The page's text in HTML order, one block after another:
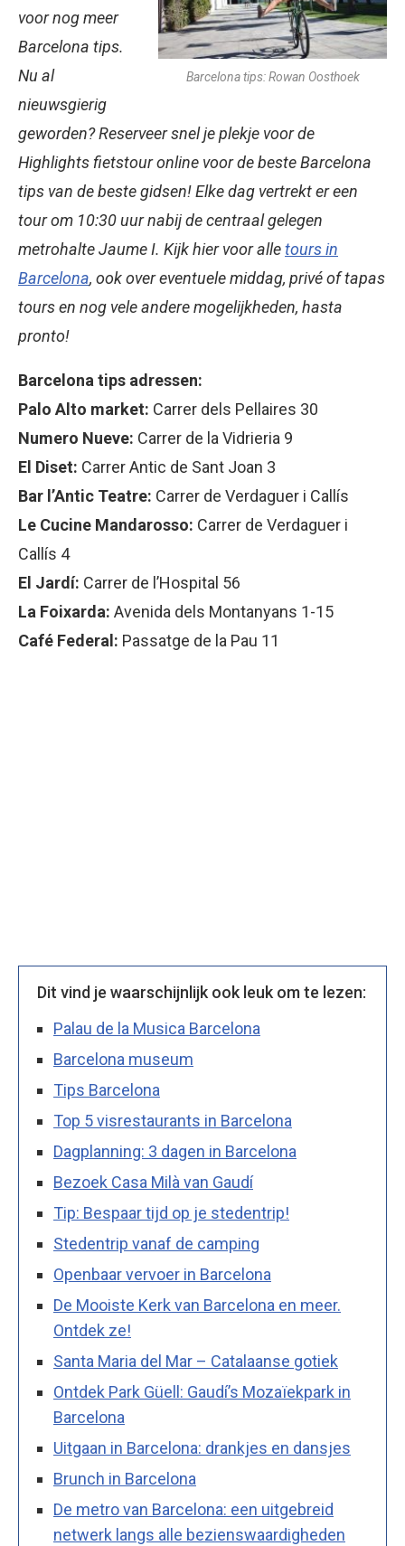
Barcelona tips: Rowan Oosthoek
voor nog meer
Barcelona tips.
Nu al
nieuwsgierig
geworden? Reserveer snel je plekje voor de
Highlights fietstour online voor de beste Barcelona
tips van de beste gidsen! Elke dag vertrekt er een
tour om 10:30 uur nabij de centraal gelegen
metrohalte Jaume I. Kijk hier voor alletours in
Barcelona, ook over eventuele middag, privé of tapas
tours en nog vele andere mogelijkheden, hasta
pronto!
Barcelona tips adressen:
Palo Alto market: Carrer dels Pellaires 30
Numero Nueve: Carrer de la Vidrieria 9
El Diset: Carrer Antic de Sant Joan 3
Bar l’Antic Teatre: Carrer de Verdaguer i Callís
Le Cucine Mandarosso: Carrer de Verdaguer i
Callís 4
El Jardí: Carrer de l’Hospital 56
La Foixarda: Avenida dels Montanyans 1-15
Café Federal: Passatge de la Pau 11
Dit vind je waarschijnlijk ook leuk om te lezen:
Palau de la Musica Barcelona
Barcelona museum
Tips Barcelona
Top 5 visrestaurants in Barcelona
Dagplanning: 3 dagen in Barcelona
Bezoek Casa Milà van Gaudí
Tip: Bespaar tijd op je stedentrip!
Stedentrip vanaf de camping
Openbaar vervoer in Barcelona
De Mooiste Kerk van Barcelona en meer.
Ontdek ze!
Santa Maria del Mar – Catalaanse gotiek
Ontdek Park Güell: Gaudí’s Mozaïekpark in
Barcelona
Uitgaan in Barcelona: drankjes en dansjes
Brunch in Barcelona
De metro van Barcelona: een uitgebreid
netwerk langs alle bezienswaardigheden